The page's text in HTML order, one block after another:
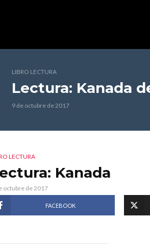
LIBRO LECTURA
Lectura: Kanada
9 de octubre de 2017
LECTURA
Kanada
octubre de 2017
FACEBOOK